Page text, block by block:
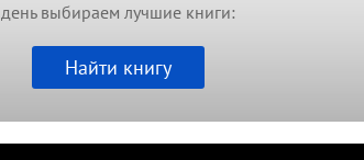
день выбираем лучшие книги:
Найти книгу